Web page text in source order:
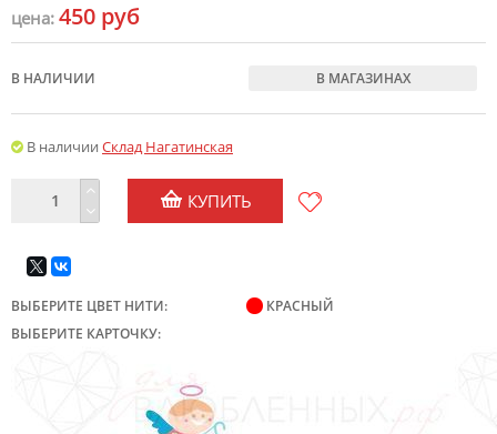
цена: 450 руб
В НАЛИЧИИ В МАГАЗИНАХ
В наличии Склад Нагатинская
КУПИТЬ
ВЫБЕРИТЕ ЦВЕТ НИТИ:
КРАСНЫЙ
ВЫБЕРИТЕ КАРТОЧКУ: